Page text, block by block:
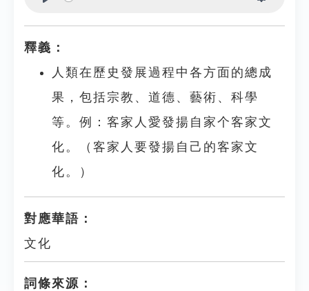
釋義：
人類在歷史發展過程中各方面的總成
果，包括宗教、道德、藝術、科學
等。例：客家人愛發揚自家个客家文
化。（客家人要發揚自己的客家文
化。）
對應華語：
文化
詞條來源：